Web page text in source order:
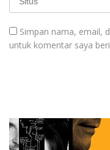
Simpan nama, email,
untuk komentar saya